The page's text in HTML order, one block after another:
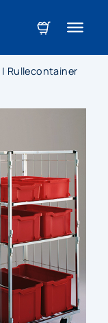
| Rullecontainer